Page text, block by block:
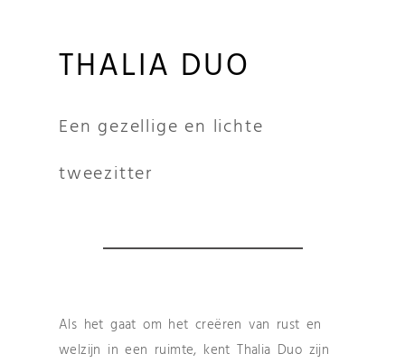
THALIA DUO
Een gezellige en lichte
tweezitter
Als het gaat om het creëren van rust en
welzijn in een ruimte, kent Thalia Duo zijn